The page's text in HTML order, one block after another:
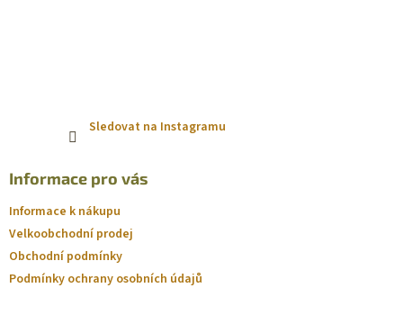
Sledovat na Instagramu
Informace pro vás
Informace k nákupu
Velkoobchodní prodej
Obchodní podmínky
Podmínky ochrany osobních údajů